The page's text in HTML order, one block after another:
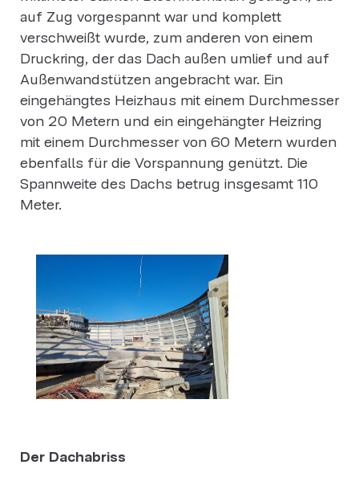
auf Zug vorgespannt war und komplett
verschweißt wurde, zum anderen von einem
Druckring, der das Dach außen umlief und auf
Außenwandstützen angebracht war. Ein
eingehängtes Heizhaus mit einem Durchmesser
von 20 Metern und ein eingehängter Heizring
mit einem Durchmesser von 60 Metern wurden
ebenfalls für die Vorspannung genützt. Die
Spannweite des Dachs betrug insgesamt 110
Meter.
Der Dachabriss